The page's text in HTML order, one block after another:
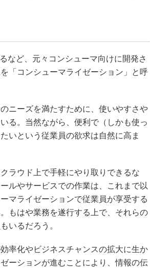
など、元々コンシューマ向けに開発さ
「コンシューマライゼーション」と呼
ニーズを満たすために、使いやすさや
る。当然ながら、便利で（しかも使っ
いという従業員の欲求は自然に高ま
ラウド上で手軽にやり取りできるな
ルやサービスでの作業は、これまで以
マライゼーションで従業員が享受する
もはや業務を遂行する上で、それらの
いるだろう。
率化やビジネスチャンスの拡大に生か
ーションが進むことにより、情報の伝